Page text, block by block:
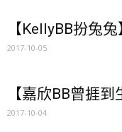
【KellyBB扮兔
2017-10-05
【嘉欣BB曾捱
2017-10-04